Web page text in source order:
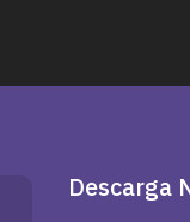
Descarga